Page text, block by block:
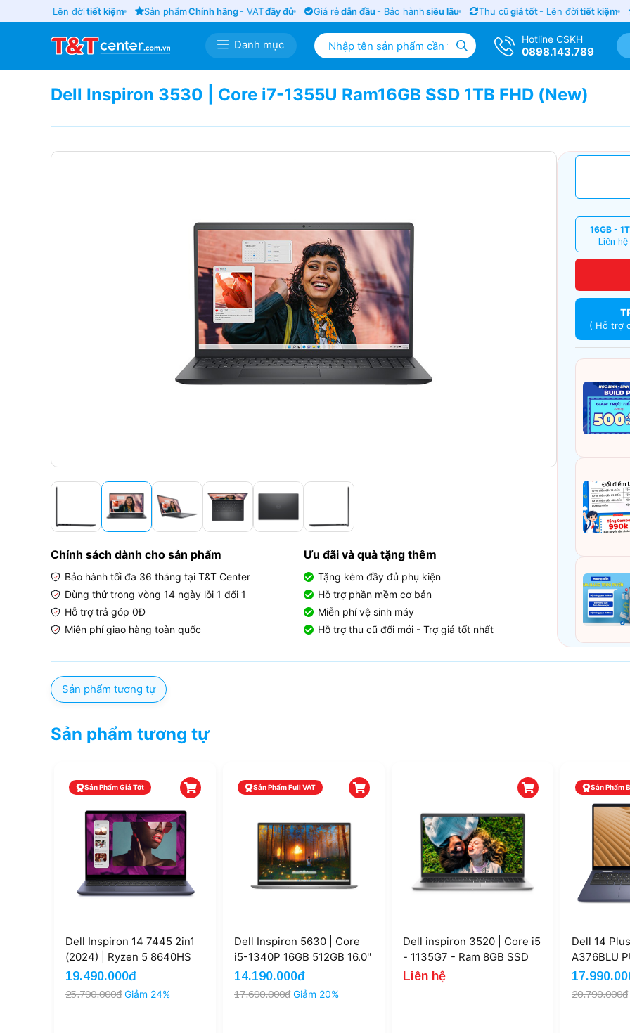
- Lên đời tiết kiệm Sản phẩmChính hãng- VATđầy đủ Giá rẻdẫn đầu- Bảo hànhsiêu lâu Thu cũ giá tốt - Lên đời tiết kiệm
Danh mục Hotline CSKH
0898.143.789
Dell Inspiron 3530 | Core i7-1355U Ram16GB SSD 1TB FHD (New)
Chính sách dành cho sản phẩm
Bảo hành tối đa 36 tháng tại T&T Center
Dùng thử trong vòng 14 ngày lỗi 1 đổi 1
Hỗ trợ trả góp 0Đ
Miễn phí giao hàng toàn quốc
Ưu đãi và quà tặng thêm
Tặng kèm đầy đủ phụ kiện
Hỗ trợ phần mềm cơ bản
Miễn phí vệ sinh máy
Hỗ trợ thu cũ đổi mới - Trợ giá tốt nhất
16GB -
Liên hệ
( Hỗ trợ
Sản phẩm tương tự
Sản phẩm tương tự
Sản Phẩm Giá Tốt
Dell Inspiron 14 7445 2in1
(2024) | Ryzen 5 8640HS
8GB 512GB AMD Radeon
FHD+ Touch (New)
19.490.000đ
25.790.000đ Giảm 24%
Sản Phẩm Full VAT
Dell Inspiron 5630 | Core
i5-1340P 16GB 512GB 16.0''
FHD+ (NewSeal)
14.190.000đ
17.690.000đ Giảm 20%
Dell inspiron 3520 | Core i5
- 1135G7 - Ram 8GB SSD
256GB (New )
Liên hệ
Sản Phẩm
Dell 14
A376BLU
340 16GB
Radeon
FHD+
20.790.000đ